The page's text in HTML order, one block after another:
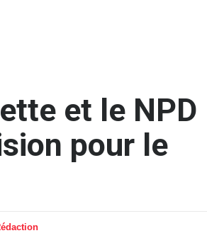
et le NPD
pour le